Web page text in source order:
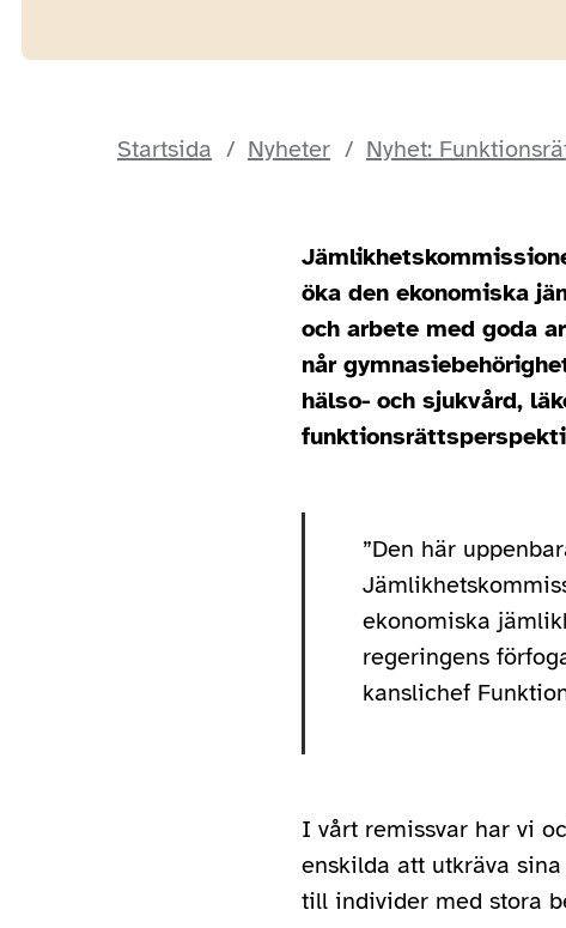
Startsida Nyheter Nyhet:
öka den ekonomiska
och arbete med goda
når
hälso- och sjukvård,
”Den här
ekonomiska
regeringens
kanslichef
I vårt remissvar har vi
enskilda att utkräva
till individer med stora